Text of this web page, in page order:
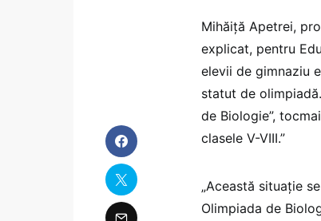
Mihăiță Apetrei,
explicat, pentru
elevii de gimnaziu
statut de
de Biologie”,
clasele V-VIII.”
„Această situație
Olimpiada de